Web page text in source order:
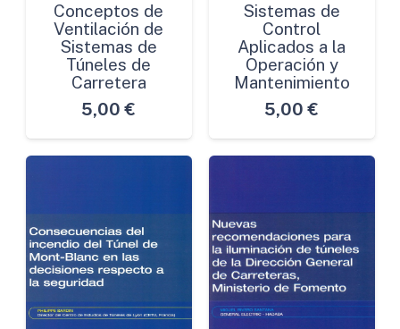
Conceptos de
Ventilación de
Sistemas de
Túneles de
Carretera
5,00 €
Sistemas de
Control
Aplicados a la
Operación y
Mantenimiento
5,00 €